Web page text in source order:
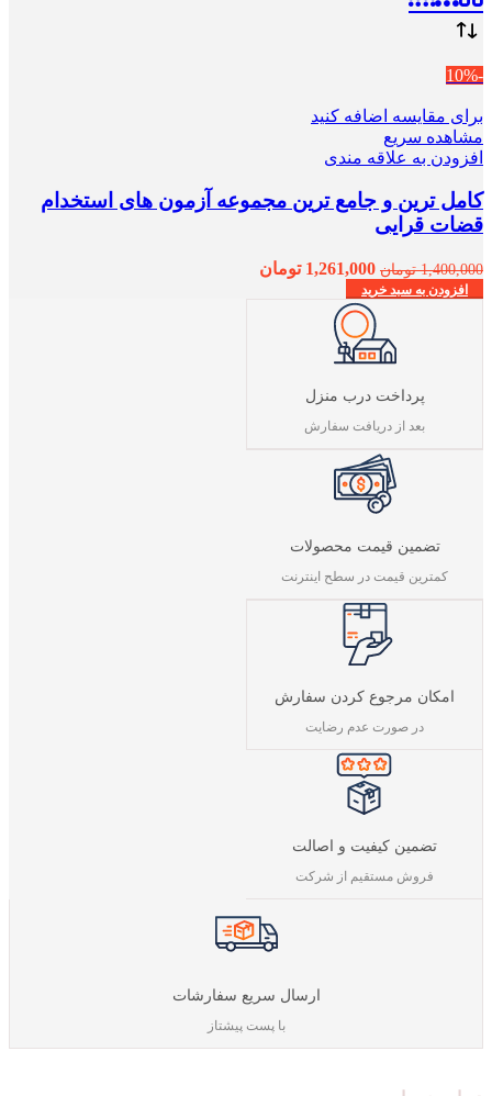
-10%
برای مقایسه اضافه کنید
مشاهده سریع
افزودن به علاقه مندی
کامل ترین و جامع ترین مجموعه آزمون های استخدام
قضات قرایی
1,400,000 تومان قیمت
اصلی
بود.
1,261,000 تومان
افزودن به سبد خرید
پرداخت درب منزل
بعد از دریافت سفارش
تضمین قیمت محصولات
کمترین قیمت در سطح اینترنت
امکان مرجوع کردن سفارش
در صورت عدم رضایت
تضمین کیفیت و اصالت
فروش مستقیم از شرکت
ارسال سریع سفارشات
با پست پیشتاز